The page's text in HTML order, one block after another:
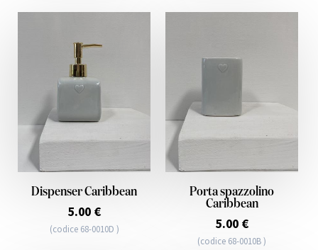
Dispenser Caribbean
5.00 €
(codice 68-0010D )
Porta spazzolino
Caribbean
5.00 €
(codice 68-0010B )